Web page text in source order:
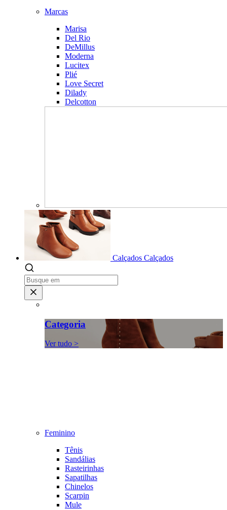
Marcas
Marisa
Del Rio
DeMillus
Moderna
Lucitex
Plié
Love Secret
Dilady
Delcotton
Calçados Calçados
Categoria
Ver tudo >
Feminino
Tênis
Sandálias
Rasteirinhas
Sapatilhas
Chinelos
Scarpin
Mule